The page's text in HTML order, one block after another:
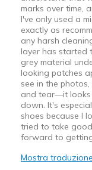
marks over time,
I've only used a
exactly as
any harsh
layer has started
grey material
looking patches
see in the
and tear—it looks
down. It's
shoes because I
tried to take
forward to
Mostra traduzione